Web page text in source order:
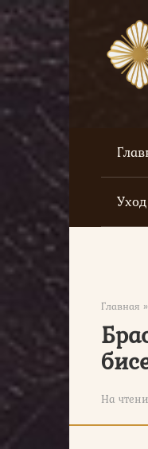
Перейти
к
контенту
Главная »
На